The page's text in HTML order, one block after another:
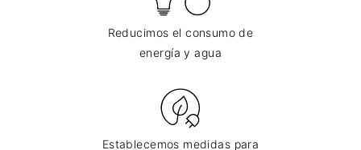
Reducimos el consumo de
energía y agua
Establecemos medidas para